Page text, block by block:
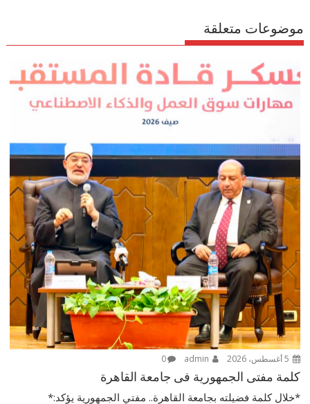
موضوعات متعلقة
0
كلمة مفتى الجمهورية فى جامعة القاهرة
*خلال كلمة فضيلته بجامعة القاهرة.. مفتي الجمهورية يؤكد:*